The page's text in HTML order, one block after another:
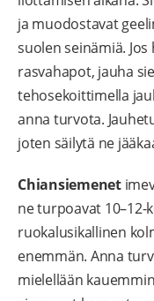
ja muodostavat
suolen seinämiä.
rasvahapot, jauha
tehosekoittimella
anna turvota.
joten säilytä ne
Chiansiemenet
ne turpoavat 10–12-
ruokalusikallinen
enemmän. Anna
mielellään